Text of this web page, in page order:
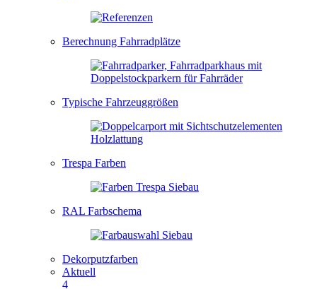
Berechnung Fahrradplätze
Typische Fahrzeuggrößen
Trespa Farben
RAL Farbschema
Dekorputzfarben
Aktuell
4